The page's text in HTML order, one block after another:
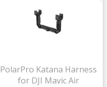
PolarPro Katana Harness
for DJI Mavic Air